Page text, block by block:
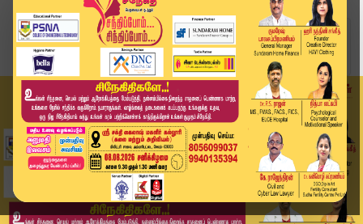
Home
அரசியல்
விஜய்யின் புதிய டிவி சேனல்: 'வெற்றி தொலைக்காட்ச...